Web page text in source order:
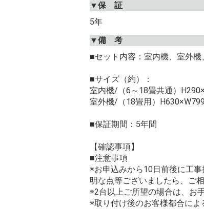
▼保 証
5年
▼備 考
■セット内容：室内機、室外機
■サイズ（約）：
室内機/（6～18畳共通）
室外機/（18畳用）
■保証期間：5年間
【確認事項】
■注意事項
※お申込みから10日前後に工
明な点等ございましたら、ご相
※2台以上ご所望の場合は、お
※取り付け後のお客様都合に